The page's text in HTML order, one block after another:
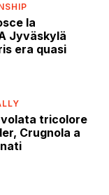
la
Jyväskylä
era quasi
volata tricolore
Crugnola a